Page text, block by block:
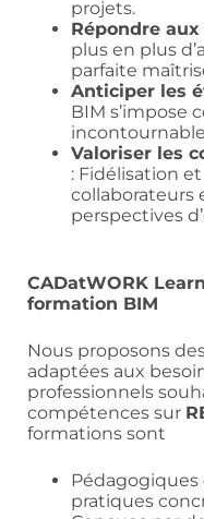
projets.
Répondre
plus en plus
parfaite
Anticiper les
BIM s’impose
Valoriser les
: Fidélisation
collaborateurs
perspectives
CADatWORK
formation BIM
Nous proposons
adaptées aux
professionnels
compétences sur
formations sont
Pédagogiques
pratiques